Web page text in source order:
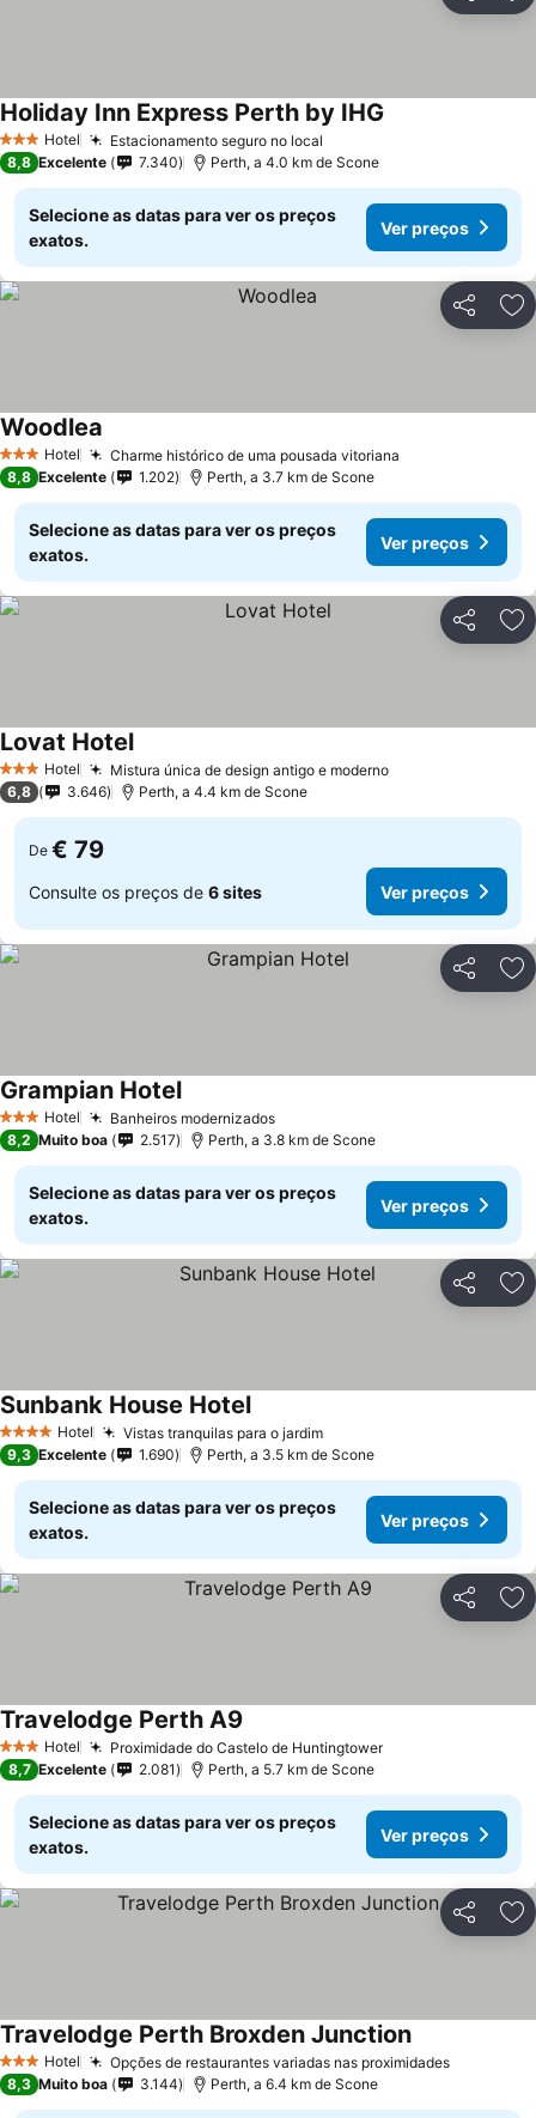
3 EstrelasHotel Estacionamento seguro no local
Holiday Inn Express Perth by IHG
8,8 Excelente 7.340 Perth, a 4.0 km de Scone
Selecione as datas para ver os preços
exatos.
Ver preços
Partilhar
3 EstrelasHotel Charme histórico de uma pousada vitoriana
Woodlea
8,8 Excelente 1.202 Perth, a 3.7 km de Scone
Selecione as datas para ver os preços
exatos.
Ver preços
Partilhar
3 EstrelasHotel Mistura única de design antigo e moderno
Lovat Hotel
6,8 3.646 Perth, a 4.4 km de Scone
De € 79
Consulte os preços de 6 sites Ver preços
Partilhar
3 EstrelasHotel Banheiros modernizados
Grampian Hotel
8,2 Muito boa 2.517 Perth, a 3.8 km de Scone
Selecione as datas para ver os preços
exatos.
Ver preços
Partilhar
4 EstrelasHotel Vistas tranquilas para o jardim
Sunbank House Hotel
9,3 Excelente 1.690 Perth, a 3.5 km de Scone
Selecione as datas para ver os preços
exatos.
Ver preços
Partilhar
3 EstrelasHotel Proximidade do Castelo de Huntingtower
Travelodge Perth A9
8,7 Excelente 2.081 Perth, a 5.7 km de Scone
Selecione as datas para ver os preços
exatos.
Ver preços
Partilhar
3 EstrelasHotel Opções de restaurantes variadas nas proximidades
Travelodge Perth Broxden Junction
8,3 Muito boa 3.144 Perth, a 6.4 km de Scone